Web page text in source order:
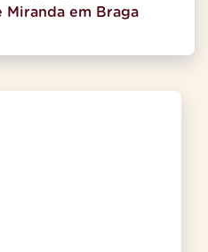
Miranda em Braga